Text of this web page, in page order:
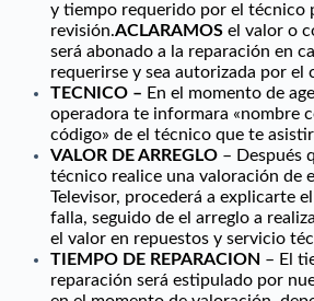
y tiempo requerido por el técnico
revisión.ACLARAMOS el valor o
será abonado a la reparación en
requerirse y sea autorizada por el
TECNICO – En el momento de
operadora te informara «nombre
código» de el técnico que te
VALOR DE ARREGLO – Después
técnico realice una valoración de
Televisor, procederá a explicarte
falla, seguido de el arreglo a
el valor en repuestos y servicio
TIEMPO DE REPARACION – El
reparación será estipulado por